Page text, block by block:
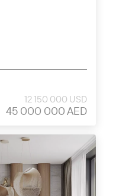
12 150 000 USD
45 000 000 AED